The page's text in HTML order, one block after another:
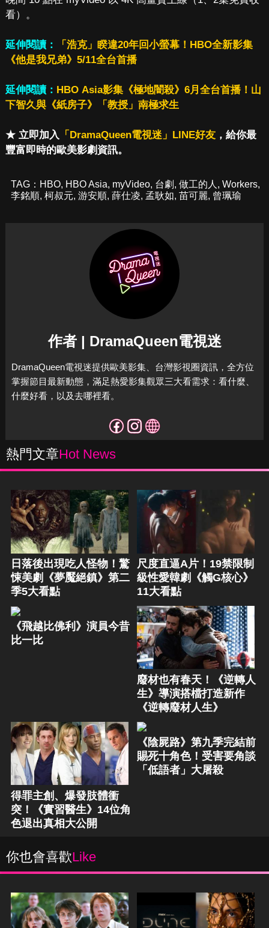
看）。
延伸閱讀：
「浩克」睽違20年回小螢幕！HBO全新影集
《他是我兄弟》5/11全台首播
延伸閱讀： HBO Asia影集《極地闇殺》6月全台首播！山
下智久與《紙房子》「教授」南極求生
★ 立即加入 「DramaQueen電視迷」LINE好友，給你最
豐富即時的歐美影劇資訊。
TAG： HBO, HBO Asia, myVideo, 台劇 , 做工的人 , Workers,
李銘順, 柯叔元, 游安順, 薛仕凌, 孟耿如, 苗可麗, 曾珮瑜
作者 | DramaQueen電視迷
DramaQueen電視迷提供歐美影集、台灣影視圈資訊，全方位
掌握節目最新動態，滿足熱愛影集觀眾三大看需求：看什麼、
什麼好看，以及去哪裡看。
熱門文章Hot News
日落後出現吃人怪物！驚
悚美劇《夢魘絕鎮》第二
季5大看點
尺度直逼A片！19禁限制
級性愛韓劇《觸G核心》
11大看點
《飛越比佛利》演員今昔
比一比
廢材也有春天！《逆轉人
生》導演搭檔打造新作
《逆轉廢材人生》
得罪主創、爆發肢體衝
突！《實習醫生》14位角
色退出真相大公開
《陰屍路》第九季完結前
賜死十角色！受害要角談
「低語者」大屠殺
你也會喜歡Like